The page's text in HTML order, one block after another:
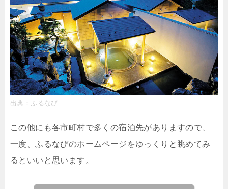
出典：ふるなび
この他にも各市町村で多くの宿泊先がありますので、
一度、ふるなびのホームページをゆっくりと眺めてみ
るといいと思います。